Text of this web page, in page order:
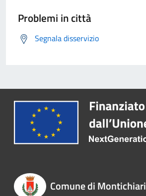
Problemi in città
Segnala disservizio
Comune di Montichiari